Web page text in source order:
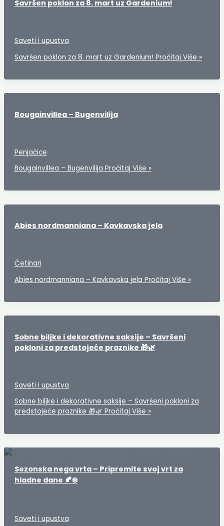
Savršen poklon za 8. mart uz Gardenium!
Saveti i upustva
Savršen poklon za 8. mart uz Gardenium! Pročitaj Više »
Bougainvillea – Bugenvilija
Penjačice
Bougainvillea – Bugenvilija Pročitaj Više »
Abies nordmanniana – Kavkavska jela
Četinari
Abies nordmanniana – Kavkavska jela Pročitaj Više »
Sobne biljke i dekorativne saksije – Savršeni
pokloni za predstojeće praznike 🎁🌿
Saveti i upustva
Sobne biljke i dekorativne saksije – Savršeni pokloni za
predstojeće praznike 🎁🌿 Pročitaj Više »
Sezonska nega vrta – Pripremite svoj vrt za
hladne dane 🍂❄️
Saveti i upustva